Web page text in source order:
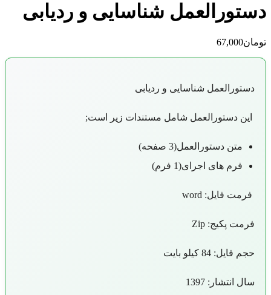
شناسایی و ردیابی
67,000
دستورالعمل شناسایی و ردیابی
این دستورالعمل شامل مستندات زیر است;
متن دستورالعمل(3 صفحه)
فرم های اجرای(1 فرم)
فرمت فایل:word
فرمت پکیج: Zip
حجم فایل: 84 کیلو بایت
سال انتشار: 1397